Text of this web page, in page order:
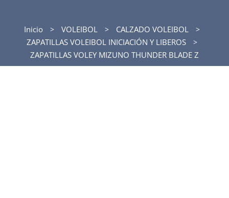
Inicio VOLEIBOL
CALZADO VOLEIBOL
ZAPATILLAS VOLEIBOL INICIACIÓN Y LIBEROS
ZAPATILLAS VOLEY MIZUNO THUNDER BLADE Z